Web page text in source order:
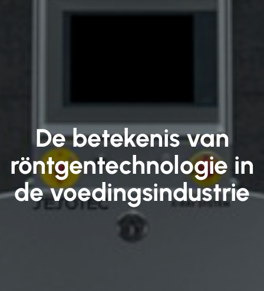
De betekenis van
röntgentechnologie in
de voedingsindustrie